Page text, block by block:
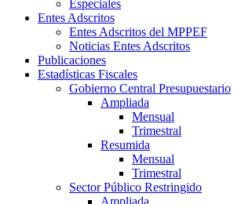
Especiales
Entes Adscritos
Entes Adscritos del MPPEF
Noticias Entes Adscritos
Publicaciones
Estadísticas Fiscales
Gobierno Central Presupuestario
Ampliada
Mensual
Trimestral
Resumida
Mensual
Trimestral
Sector Público Restringido
Ampliada